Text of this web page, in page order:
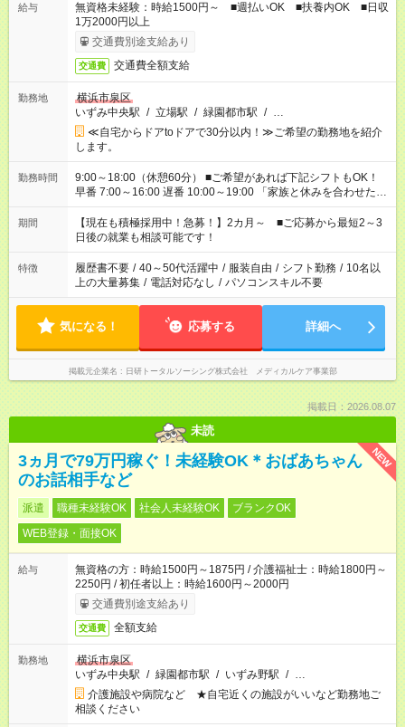
給与
無資格未経験：時給1500円～ ■週払いOK ■扶養内OK ■日収
1万2000円以上
交通費別途支給あり
交通費 交通費全額支給
勤務地
横浜市泉区
いずみ中央駅 / 立場駅 / 緑園都市駅 / …
≪自宅からドアtoドアで30分以内！≫ご希望の勤務地を紹介
します。
勤務時間
9:00～18:00（休憩60分） ■ご希望があれば下記シフトもOK！
早番 7:00～16:00 遅番 10:00～19:00 「家族と休みを合わせた
い」 「余裕を持って夕飯の準備がしたい」 「できれば残業はし
たくない」 など、ご希望を教えてくださいね。 ※Wワーク希望
の方へ 今ご覧のお仕事で希望する勤務時間と、もう1つのお仕事
の勤務時間。 合計で週40時間を超える場合は応募できません。
期間
【現在も積極採用中！急募！】2カ月～ ■ご応募から最短2～3
日後の就業も相談可能です！
特徴 履歴書不要 / 40～50代活躍中 / 服装自由 / シフト勤務 / 10名以
上の大量募集 / 電話対応なし / パソコンスキル不要
気になる！ 応募する 詳細へ
掲載元企業名 日研トータルソーシング株式会社 メディカルケア事業部
掲載日：2026.08.07
未読
NEW
3ヵ月で79万円稼ぐ！未経験OK＊おばあちゃん
のお話相手など
派遣 職種未経験OK 社会人未経験OK
ブランクOK
WEB登録・面接OK
給与
無資格の方：時給1500円～1875円 / 介護福祉士：時給1800円～
2250円 / 初任者以上：時給1600円～2000円
交通費別途支給あり
交通費 全額支給
勤務地
横浜市泉区
いずみ中央駅 / 緑園都市駅 / いずみ野駅 / …
介護施設や病院など ★自宅近くの施設がいいなど勤務地ご
相談ください